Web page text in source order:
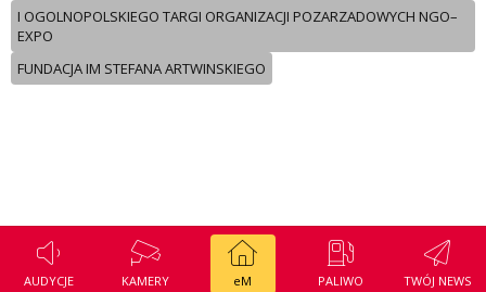
AUDYCJE KAMERY eM PALIWO TWÓJ NEWS
I OGOLNOPOLSKIEGO TARGI ORGANIZACJI POZARZADOWYCH NGO–
EXPO
FUNDACJA IM STEFANA ARTWINSKIEGO